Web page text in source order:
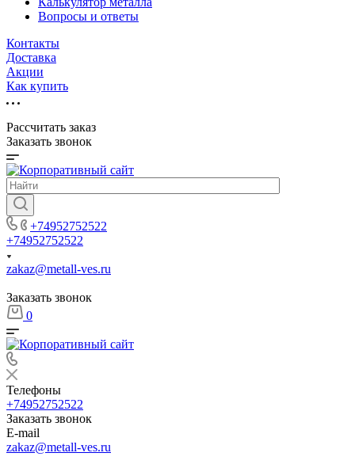
Вопросы и ответы
Контакты
Доставка
Акции
Как купить
Рассчитать заказ
Заказать звонок
+74952752522
+74952752522
zakaz@metall-ves.ru
Заказать звонок
0
Телефоны
+74952752522
Заказать звонок
E-mail
zakaz@metall-ves.ru